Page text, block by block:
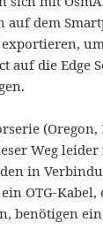
auf dem
auf die Edge
(Oregon,
Weg leider
in
OTG-
benötigen